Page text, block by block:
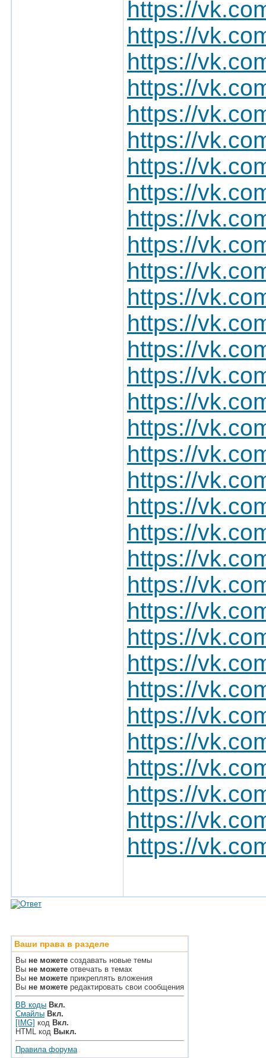
https://
https://
https://
https://
https://
https://
https://
https://
https://
https://
https://
https://
https://
https://
https://
https://
https://
https://
https://
https://
https://
https://
https://
https://
https://
https://
https://
https://
https://
https://
https://
https://
https://
Ваши права в разделе
Вы не можете создавать новые темы
Вы не можете отвечать в темах
Вы не можете прикреплять вложения
Вы не можете редактировать свои сообщения
BB коды Вкл.
Смайлы Вкл.
[IMG] код Вкл.
HTML код Выкл.
Правила форума